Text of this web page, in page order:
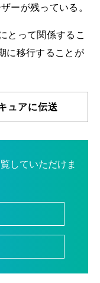
ーが残っている。
とって関係するこ
に移行することが
ュアに伝送
していただけま